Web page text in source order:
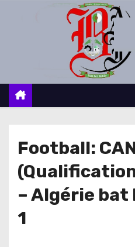
c
Football:
– Algérie bat
1